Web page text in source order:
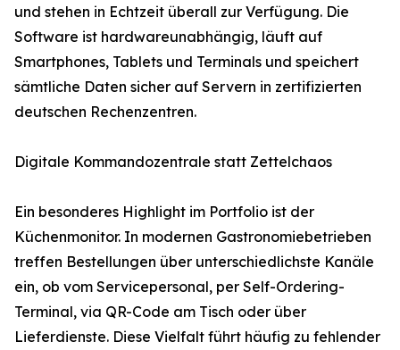
und stehen in Echtzeit überall zur Verfügung. Die
Software ist hardwareunabhängig, läuft auf
Smartphones, Tablets und Terminals und speichert
sämtliche Daten sicher auf Servern in zertifizierten
deutschen Rechenzentren.
Digitale Kommandozentrale statt Zettelchaos
Ein besonderes Highlight im Portfolio ist der
Küchenmonitor. In modernen Gastronomiebetrieben
treffen Bestellungen über unterschiedlichste Kanäle
ein, ob vom Servicepersonal, per Self-Ordering-
Terminal, via QR-Code am Tisch oder über
Lieferdienste. Diese Vielfalt führt häufig zu fehlender